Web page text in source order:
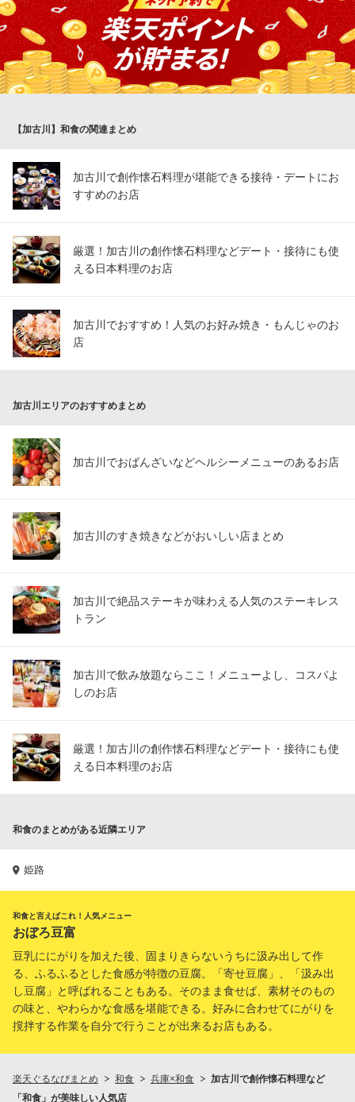
■東京「つきぢ田村」五味調和の心得のもと、本格的な懐石をご用
意しております。 華やかな見た目に、出汁や食材の豊かな香り…
四季折々の情緒を五感を使ってご堪能いただけます。 ■ご結納・
ご披露宴・還暦・喜寿・七五三・お節句・お誕生会など、おめで
たい席だけでなく、 ご法要でもご用意をさせていただきます。
懐石料理
兵庫県加古川市加古川溝之口800 加古川プラザホテル4F
【加古川】和食の関連まとめ
加古川で創作懐石料理が堪能できる接待・デートにお
すすめのお店
厳選！加古川の創作懐石料理などデート・接待にも使
える日本料理のお店
加古川でおすすめ！人気のお好み焼き・もんじゃのお
店
加古川エリアのおすすめまとめ
加古川でおばんざいなどヘルシーメニューのあるお店
加古川のすき焼きなどがおいしい店まとめ
加古川で絶品ステーキが味わえる人気のステーキレス
トラン
加古川で飲み放題ならここ！メニューよし、コスパよ
しのお店
厳選！加古川の創作懐石料理などデート・接待にも使
える日本料理のお店
和食のまとめがある近隣エリア
姫路
和食と言えばこれ！人気メニュー
おぼろ豆富
豆乳ににがりを加えた後、固まりきらないうちに汲み出して作
る、ふるふるとした食感が特徴の豆腐。「寄せ豆腐」、「汲み出
し豆腐」と呼ばれることもある。そのまま食せば、素材そのもの
の味と、やわらかな食感を堪能できる。好みに合わせてにがりを
撹拌する作業を自分で行うことが出来るお店もある。
楽天ぐるなびまとめ 和食 兵庫×和食
加古川で創作懐石料理など
「和食」が美味しい人気店